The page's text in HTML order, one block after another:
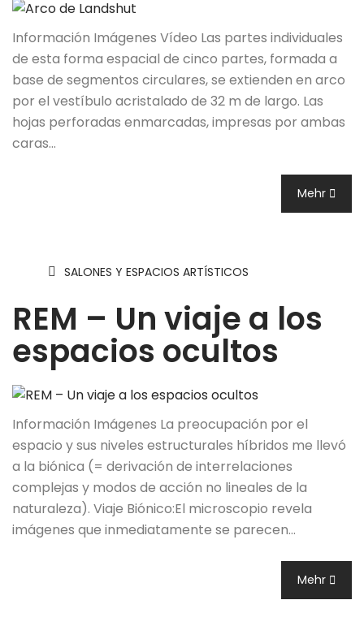
Información Imágenes Vídeo Las partes individuales
de esta forma espacial de cinco partes, formada a
base de segmentos circulares, se extienden en arco
por el vestíbulo acristalado de 32 m de largo. Las
hojas perforadas enmarcadas, impresas por ambas
caras…
Mehr
SALONES Y ESPACIOS ARTÍSTICOS
REM – Un viaje a los
espacios ocultos
Información Imágenes La preocupación por el
espacio y sus niveles estructurales híbridos me llevó
a la biónica (= derivación de interrelaciones
complejas y modos de acción no lineales de la
naturaleza). Viaje Biónico:El microscopio revela
imágenes que inmediatamente se parecen…
Mehr